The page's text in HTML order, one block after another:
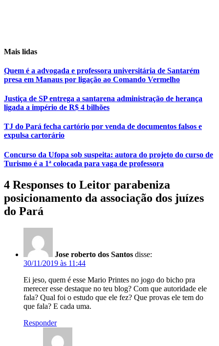
Mais lidas
Quem é a advogada e professora universitária de Santarém
presa em Manaus por ligação ao Comando Vermelho
Justiça de SP entrega a santarena administração de herança
ligada a império de R$ 4 bilhões
TJ do Pará fecha cartório por venda de documentos falsos e
expulsa cartorário
Concurso da Ufopa sob suspeita: autora do projeto do curso de
Turismo é a 1ª colocada para vaga de professora
4 Responses to Leitor parabeniza
posicionamento da associação dos juízes
do Pará
Jose roberto dos Santos disse:
30/11/2019 às 11:44
Ei jeso, quem é esse Mario Printes no jogo do bicho pra
merecer esse destaque no teu blog? Com que autoridade ele
fala? Qual foi o estudo que ele fez? Que provas ele tem do
que fala? E cada uma.
Responder